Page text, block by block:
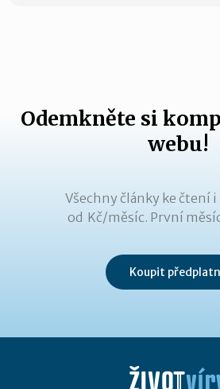
Odemkněte si
webu!
Všechny články ke čtení
od Kč/měsíc. První měsíc
Koupit